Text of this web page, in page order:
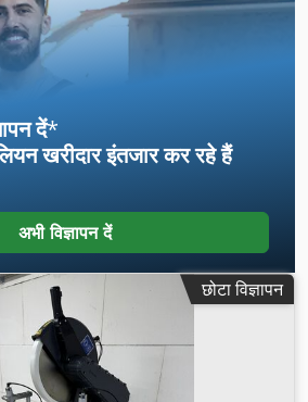
दें*
खरीदारइंतजार कर रहे हैं
अभी विज्ञापन दें
छोटा विज्ञापन